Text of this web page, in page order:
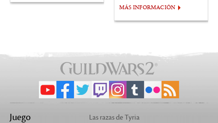
MÁS INFORMACIÓN
Juego
Las razas de Tyria